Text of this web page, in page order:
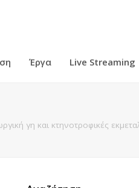
Έργα Live Streaming
γη και κτηνοτροφικές